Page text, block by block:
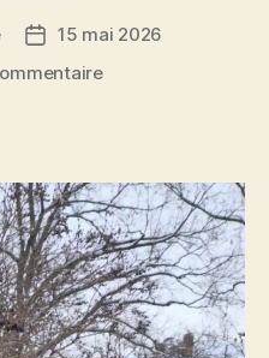
Date15 mai 2026
sur
de
glace